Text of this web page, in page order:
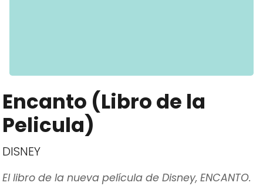
Encanto (Libro de la
Pelicula)
DISNEY
El libro de la nueva película de Disney, ENCANTO.